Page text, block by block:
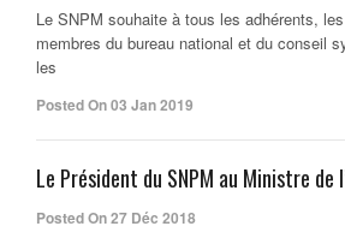
Le SNPM souhaite à tous les adhérents,
membres du bureau national et du conseil
les
Posted On 03 Jan 2019
Le Président du SNPM au Ministre de
Posted On 27 Déc 2018